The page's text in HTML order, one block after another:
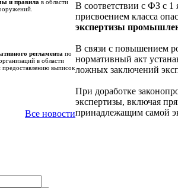
и правила в области
регламента по
в области
предоставлению выписок
Все новости
В соответствии с ФЗ с 1
присвоением класса
экспертизы
В связи с повышением
нормативный акт
ложных заключений
При доработке
экспертизы, включая
принадлежащим самой